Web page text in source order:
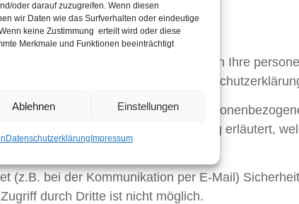
oder darauf zuzugreifen. Wenn diesen
wir Daten wie das Surfverhalten oder eindeutige
keine Zustimmung erteilt wird oder diese
Merkmale und Funktionen beeinträchtigt
Ablehnen Einstellungen
Datenschutzerklärung Impressum
Daten sehr ernst. Wir behandeln Ihre
sowie dieser
Daten erhoben.
vorliegende Datenschutzerklärung erläutert,
zu welchem Zweck das geschieht.
(z.B. bei der Kommunikation per E-Mail)
durch Dritte ist nicht möglich.